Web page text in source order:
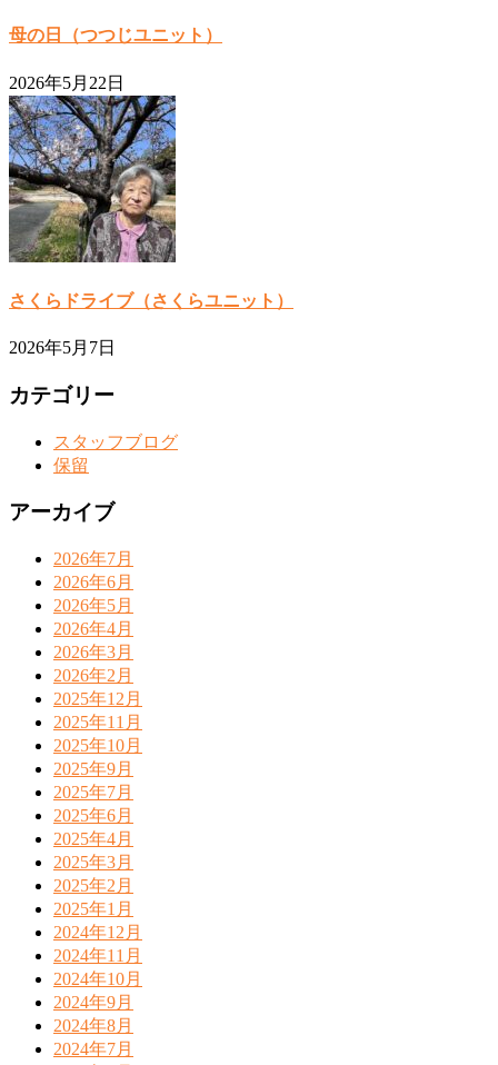
母の日（つつじユニット）
2026年5月22日
さくらドライブ（さくらユニット）
2026年5月7日
カテゴリー
スタッフブログ
保留
アーカイブ
2026年7月
2026年6月
2026年5月
2026年4月
2026年3月
2026年2月
2025年12月
2025年11月
2025年10月
2025年9月
2025年7月
2025年6月
2025年4月
2025年3月
2025年2月
2025年1月
2024年12月
2024年11月
2024年10月
2024年9月
2024年8月
2024年7月